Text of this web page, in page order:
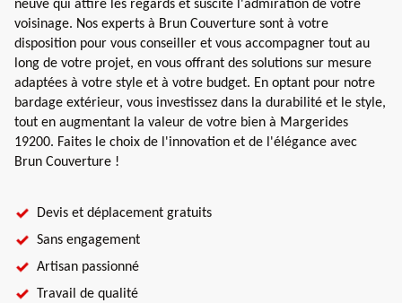
neuve qui attire les regards et suscite l'admiration de votre
voisinage. Nos experts à Brun Couverture sont à votre
disposition pour vous conseiller et vous accompagner tout au
long de votre projet, en vous offrant des solutions sur mesure
adaptées à votre style et à votre budget. En optant pour notre
bardage extérieur, vous investissez dans la durabilité et le style,
tout en augmentant la valeur de votre bien à Margerides
19200. Faites le choix de l'innovation et de l'élégance avec
Brun Couverture !
Devis et déplacement gratuits
Sans engagement
Artisan passionné
Travail de qualité